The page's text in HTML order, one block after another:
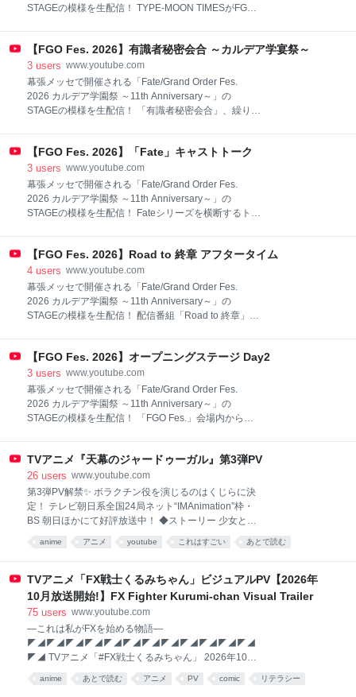
STAGEの模様を生配信！ TYPE-MOON TIMESがFGO
是非配信でご覧ください！ 出演者 金本 涼輔、芹沢 鴨
音(フランスパン / 開発ディレクター) 『Fate/Grand
Order Fes. 2026 カルデア学園祭 ～11th Anniversary
～』公式サイト https://fes.fate-go.jp/
【FGO Fes. 2026】有識者秘密会合 ～カルデア学宴祭～
3 users www.youtube.com
幕張メッセで開催される「Fate/Grand Order Fes.
2026 カルデア学園祭 ～11th Anniversary～」の
STAGEの模様を生配信！ 「有識者秘密会合」、繰り広
方も、是非配信でご覧ください！ 出演者 赤羽根健治、
石谷春貴、小林千晃、高橋李依 『Fate/Grand Order
Fes. 2026 カルデア学園祭 ～11th Anniversary～』公
式サイト https://fes.fate-go.jp/ ※アーカイブ期間：9月2
日（水）まで
【FGO Fes. 2026】「Fate」キャストトーク
3 users www.youtube.com
幕張メッセで開催される「Fate/Grand Order Fes.
2026 カルデア学園祭 ～11th Anniversary～」の
STAGEの模様を生配信！ Fateシリーズを横断するトー
三方への質問にもお答えします。 会場に来場できない
方も、是非配信でご覧ください！ 出演者 川澄綾子、植
田佳奈、下屋則子 『Fate/Grand Order Fes. 2026 カル
デア学園祭 ～11th Anniversary～』公式サイト
https://fes.fate-go.jp/ ※アーカイブ期間：9月2日（水）
【FGO Fes. 2026】Road to 終章 アフタータイム
4 users www.youtube.com
幕張メッセで開催される「Fate/Grand Order Fes.
2026 カルデア学園祭 ～11th Anniversary～」の
STAGEの模様を生配信！ 配信番組「Road to 終章」が
time」の事もお話ししていきます。​ 会場に来場できな
い方も、是非配信でご覧ください！ 出演者 石谷春貴、
千葉翔也、日比優理香 ゲスト：小林千晃 MC：森遥香
『Fate/Grand Order Fes. 2026 カルデア学園祭 ～11th
Anniversary～』公式サイト https://fes.fate-go.jp/ ※アー
【FGO Fes. 2026】オープニングステージ Day2
3 users www.youtube.com
幕張メッセで開催される「Fate/Grand Order Fes.
2026 カルデア学園祭 ～11th Anniversary～」の
STAGEの模様を生配信！ 「FGO Fes.」会場内から本
ッフ 『Fate/Grand Order Fes. 2026 カルデア学園祭 ～
11th Anniversary～』公式サイト https://fes.fate-go.jp/
※アーカイブ期間：9月2日（水）まで
TVアニメ『天幕のジャードゥーガル』第3弾PV
26 users www.youtube.com
第3弾PV解禁✨ ボラクチン役を演じるのはくじらに決
定！ テレビ朝日系全国24局ネット“IMAnimation”枠・
BS 朝日ほかにて好評放送中！ ◆ストーリー 少女と
を起こす――。 母を亡くし、故郷からも遠く引き離さ
ファーティマに拾われる。 「勉強して賢くなれば、ど
んなに困ったことが起きたって何をすれば一番いいの
かわかるんだ」―― ファーティマの息子・ムハンマド
大切さを知り、教養を深めていく。 いつの日にか、ム
ハンマドに追いつくことを夢見て……。 その頃、皇帝
チンギス・カンによる地上最強の「モンゴル帝国」が
日に日に勢力を拡大していた。 その歴史のうねりは、
anime アニメ youtube これはすごい あとで読む
TVアニメ「FX戦士くるみちゃん」ビジュアルPV【2026年
10月放送開始!】FX Fighter Kurumi-chan Visual Trailer
75 users www.youtube.com
―これは私がFXを始める物語―
◤◢◤◢◤◢◤◢◤◢◤◢◤◢◤◢◤◢◤◢◤◢◤◢
◤◢ TVアニメ「#FX戦士くるみちゃん」 2026年10月
◤◢◤◢◤◢◤◢◤◢◤◢◤◢◤◢◤◢◤◢◤◢◤◢
anime あとで読む アニメ PV comic リテラシー